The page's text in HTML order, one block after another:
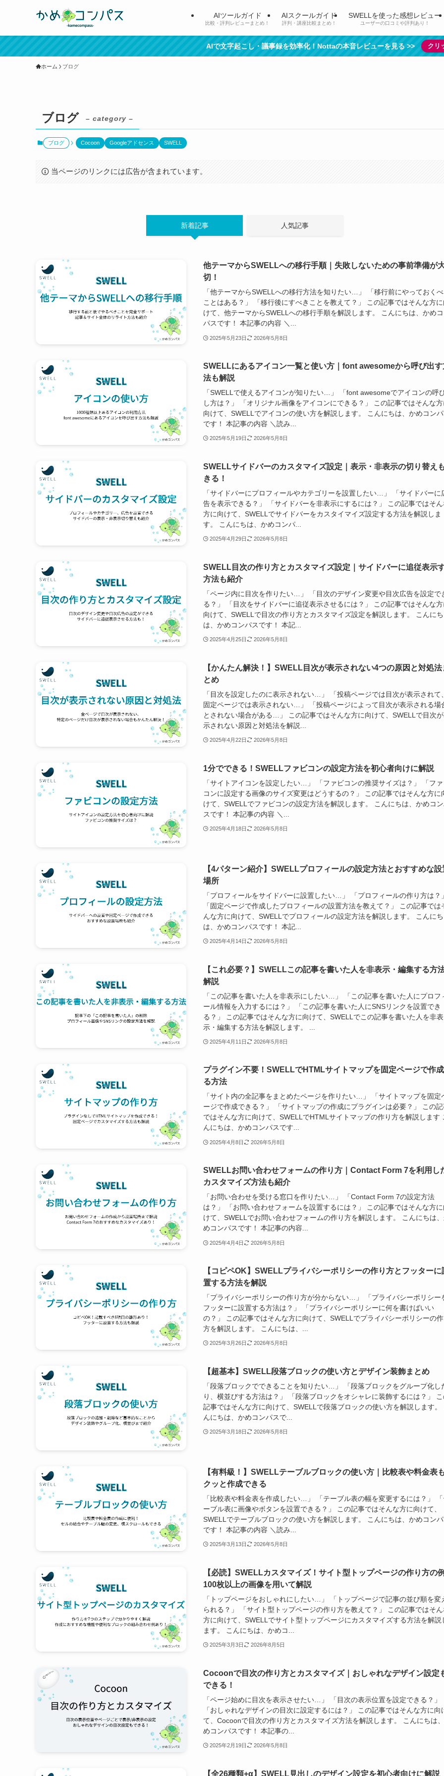
AIツールガイド
比較・評判レビューまとめ！
AIスクールガイド
評判・講座比較まとめ！
SWELLを使った感想レビュー
ユーザーの口コミや評判あり！
AIで文字起こし・議事録を効率化！Nottaの本音レビューを見る >> クリ
ホーム ブログ
ブログ – category –
ブログ Cocoon Googleアドセンス SWELL
当ページのリンクには広告が含まれています。
新着記事 人気記事
他テーマからSWELLへの移行手順｜失敗しないための事前準備が
切！
「他テーマからSWELLへの移行方法を知りたい…」 「移行前にやっておくべ
ことはある？」 「移行後にすべきことを教えて？」 この記事ではそんな方に
けて、他テーマからSWELLへの移行手順を解説します。 こんにちは、かめ
パスです！ 本記事の内容 ＼...
2025年5月23日 2026年5月8日
SWELLにあるアイコン一覧と使い方｜font awesomeから呼び出す
法も解説
「SWELLで使えるアイコンが知りたい…」 「font awesomeでアイコンの呼
し方は？」 「オリジナル画像をアイコンにできる？」 この記事ではそんな方
向けて、SWELLでアイコンの使い方を解説します。 こんにちは、かめコンパ
です！ 本記事の内容 ＼読み...
2025年5月19日 2026年5月8日
SWELLサイドバーのカスタマイズ設定｜表示・非表示の切り替え
きる！
「サイドバーにプロフィールやカテゴリーを設置したい…」 「サイドバーに
告を表示できる？」 「サイドバーを非表示にするには？」 この記事ではそん
方に向けて、SWELLでサイドバーをカスタイマイズ設定する方法を解説しま
す。 こんにちは、かめコンパ...
2025年4月29日 2026年5月8日
SWELL目次の作り方とカスタマイズ設定｜サイドバーに追従表示
方法も紹介
「ページ内に目次を作りたい…」 「目次のデザイン変更や目次広告を設定で
る？」 「目次をサイドバーに追従表示させるには？」 この記事ではそんな方
向けて、SWELLで目次の作り方とカスタマイズ設定を解説します。 こんにち
は、かめコンパスです！ 本記...
2025年4月25日 2026年5月8日
【かんたん解決！】SWELL目次が表示されない4つの原因と対処法
とめ
「目次を設定したのに表示されない…」 「投稿ページでは目次が表示されて、
固定ページでは表示されない…」 「投稿ページによって目次が表示される場
とされない場合がある…」 この記事ではそんな方に向けて、SWELLで目次
示されない原因と対処法を解説...
2025年4月22日 2026年5月8日
1分でできる！SWELLファビコンの設定方法を初心者向けに解説
「サイトアイコンを設定したい…」 「ファビコンの推奨サイズは？」 「フ
コンに設定する画像のサイズ変更はどうするの？」 この記事ではそんな方に
けて、SWELLでファビコンの設定方法を解説します。 こんにちは、かめコ
スです！ 本記事の内容 ＼...
2025年4月18日 2026年5月8日
【4パターン紹介】SWELLプロフィールの設定方法とおすすめな設
場所
「プロフィールをサイドバーに設置したい…」 「プロフィールの作り方は？」
「固定ページで作成したプロフィールの設置方法を教えて？」 この記事では
んな方に向けて、SWELLでプロフィールの設定方法を解説します。 こんにち
は、かめコンパスです！ 本記...
2025年4月14日 2026年5月8日
【これ必要？】SWELLこの記事を書いた人を非表示・編集する方
解説
「この記事を書いた人を非表示にしたい…」 「この記事を書いた人にプロフ
ール情報を入力するには？」 「この記事を書いた人にSNSリンクを設置でき
る？」 この記事ではそんな方に向けて、SWELLでこの記事を書いた人を非表
示・編集する方法を解説します。 ...
2025年4月11日 2026年5月8日
プラグイン不要！SWELLでHTMLサイトマップを固定ページで作
る方法
「サイト内の全記事をまとめたページを作りたい…」 「サイトマップを固定
ージで作成できる？」 「サイトマップの作成にプラグインは必要？」 この
ではそんな方に向けて、SWELLでHTMLサイトマップの作り方を解説します
んにちは、かめコンパスです...
2025年4月8日 2026年5月8日
SWELLお問い合わせフォームの作り方｜Contact Form 7を利用し
カスタマイズ方法も紹介
「お問い合わせを受ける窓口を作りたい…」 「Contact Form 7の設定方法
は？」 「お問い合わせフォームを設置するには？」 この記事ではそんな方に
けて、SWELLでお問い合わせフォームの作り方を解説します。 こんにちは
めコンパスです！ 本記事の内容...
2025年4月4日 2026年5月8日
【コピペOK】SWELLプライバシーポリシーの作り方とフッターに
置する方法を解説
「プライバシーポリシーの作り方が分からない…」 「プライバシーポリシー
フッターに設置する方法は？」 「プライバシーポリシーに何を書けばいい
の？」 この記事ではそんな方に向けて、SWELLでプライバシーポリシーの作
方を解説します。 こんにちは、...
2025年3月26日 2026年5月8日
【超基本】SWELL段落ブロックの使い方とデザイン装飾まとめ
「段落ブロックでできることを知りたい…」 「段落ブロックをグループ化し
り、横並びする方法は？」 「段落ブロックをオシャレに装飾するには？」
記事ではそんな方に向けて、SWELLで段落ブロックの使い方を解説します。
んにちは、かめコンパスで...
2025年3月18日 2026年5月8日
【有料級！】SWELLテーブルブロックの使い方｜比較表や料金表
クッと作成できる
「比較表や料金表を作成したい…」 「テーブル表の幅を変更するには？」 「
ーブル表に画像やボタンを設置できる？」 この記事ではそんな方に向けて、
SWELLでテーブルブロックの使い方を解説します。 こんにちは、かめコンパ
です！ 本記事の内容 ＼読み...
2025年3月13日 2026年5月8日
【必読】SWELLカスタマイズ！サイト型トップページの作り方の
100枚以上の画像を用いて解説
「トップページをおしゃれにしたい…」 「トップページで記事の並び順を変
られる？」 「サイト型トップページの作り方を教えて？」 この記事ではそん
方に向けて、SWELLでサイト型トップページにカスタマイズする方法を解説
ます。 こんにちは、かめコ...
2025年3月3日 2026年8月5日
Cocoonで目次の作り方とカスタマイズ｜おしゃれなデザイン設定
できる！
「ページ始めに目次を表示させたい…」 「目次の表示位置を設定できる？」
「おしゃれなデザインの目次に設定するには？」 この記事ではそんな方に向
て、Cocoonで目次の作り方とカスタマイズ方法を解説します。 こんにちは
めコンパスです！ 本記事の...
2025年2月19日 2026年5月8日
【全26種類+α】SWELL見出しのデザイン設定を初心者向けに解説